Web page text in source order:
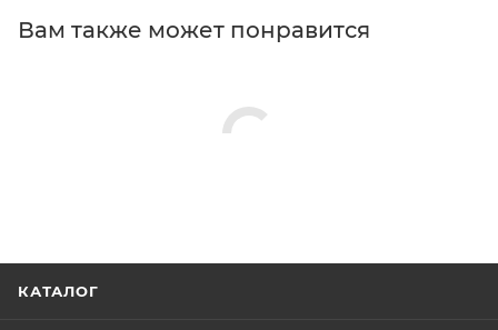
Вам также может понравится
КАТАЛОГ